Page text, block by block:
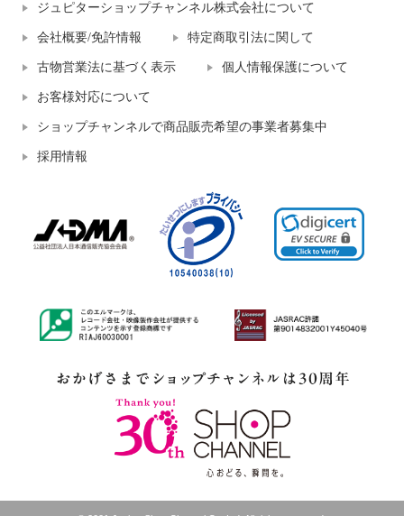
ジュピターショップチャンネル株式会社について
会社概要/免許情報 特定商取引法に関して
古物営業法に基づく表示 個人情報保護について
お客様対応について
ショップチャンネルで商品販売希望の事業者募集中
採用情報